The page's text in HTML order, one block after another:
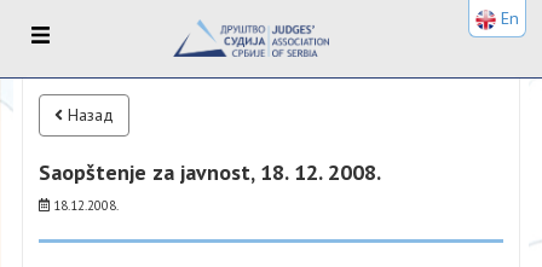
Назад
Saopštenje za javnost, 18. 12. 2008.
18.12.2008.
En